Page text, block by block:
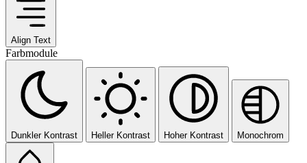
Align Text
Farbmodule
Dunkler Kontrast Heller Kontrast Hoher Kontrast Monochrom